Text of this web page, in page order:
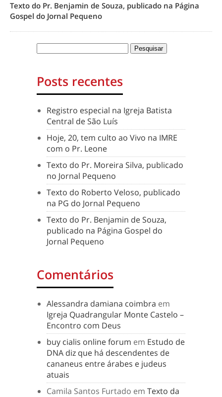
Texto do Pr. Benjamin de Souza, publicado na Página
Gospel do Jornal Pequeno
Posts recentes
Registro especial na Igreja Batista
Central de São Luís
Hoje, 20, tem culto ao Vivo na IMRE
com o Pr. Leone
Texto do Pr. Moreira Silva, publicado
no Jornal Pequeno
Texto do Roberto Veloso, publicado
na PG do Jornal Pequeno
Texto do Pr. Benjamin de Souza,
publicado na Página Gospel do
Jornal Pequeno
Comentários
Alessandra damiana coimbra em
Igreja Quadrangular Monte Castelo –
Encontro com Deus
buy cialis online forum em Estudo de
DNA diz que há descendentes de
cananeus entre árabes e judeus
atuais
Camila Santos Furtado em Texto da